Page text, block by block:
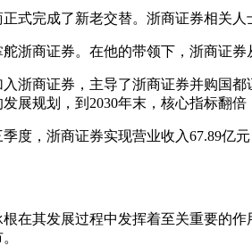
式完成了新老交替。浙商证券相关
浙商证券。在他的带领下，浙商证
入浙商证券，主导了浙商证券并购国
展规划，到2030年末，核心指标翻倍
度，浙商证券实现营业收入67.89亿
在其发展过程中发挥着至关重要的